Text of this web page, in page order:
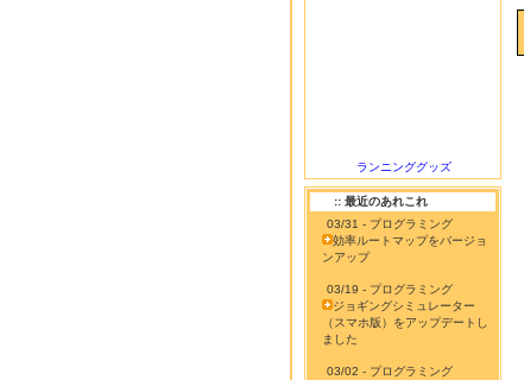
ランニンググッズ
:: 最近のあれこれ
03/31 - プログラミング
効率ルートマップをバージョ
ンアップ
03/19 - プログラミング
ジョギングシミュレーター
（スマホ版）をアップデートし
ました
03/02 - プログラミング